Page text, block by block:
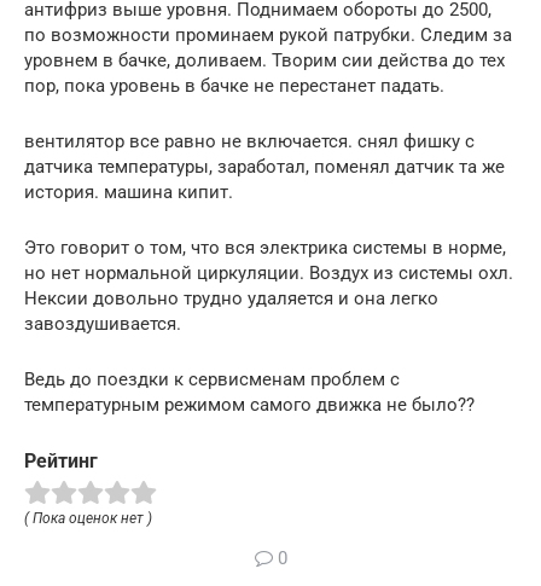
антифриз выше уровня. Поднимаем обороты до 2500,
по возможности проминаем рукой патрубки. Следим за
уровнем в бачке, доливаем. Творим сии действа до тех
пор, пока уровень в бачке не перестанет падать.
вентилятор все равно не включается. снял фишку с
датчика температуры, заработал, поменял датчик та же
история. машина кипит.
Это говорит о том, что вся электрика системы в норме,
но нет нормальной циркуляции. Воздух из системы охл.
Нексии довольно трудно удаляется и она легко
завоздушивается.
Ведь до поездки к сервисменам проблем с
температурным режимом самого движка не было??
Рейтинг
( Пока оценок нет )
0